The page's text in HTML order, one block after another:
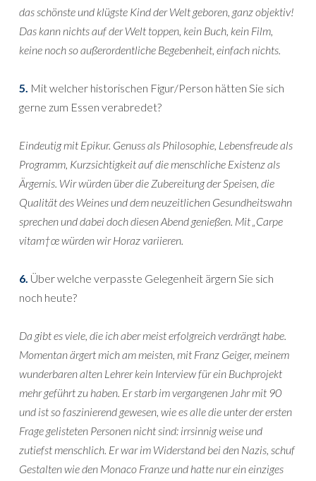
das schönste und klügste Kind der Welt geboren, ganz objektiv!
Das kann nichts auf der Welt toppen, kein Buch, kein Film,
keine noch so außerordentliche Begebenheit, einfach nichts.
5. Mit welcher historischen Figur/Person hätten Sie sich
gerne zum Essen verabredet?
Eindeutig mit Epikur. Genuss als Philosophie, Lebensfreude als
Programm, Kurzsichtigkeit auf die menschliche Existenz als
Ärgernis. Wir würden über die Zubereitung der Speisen, die
Qualität des Weines und dem neuzeitlichen Gesundheitswahn
sprechen und dabei doch diesen Abend genießen. Mit „Carpe
vitam†œ würden wir Horaz variieren.
6. Über welche verpasste Gelegenheit ärgern Sie sich
noch heute?
Da gibt es viele, die ich aber meist erfolgreich verdrängt habe.
Momentan ärgert mich am meisten, mit Franz Geiger, meinem
wunderbaren alten Lehrer kein Interview für ein Buchprojekt
mehr geführt zu haben. Er starb im vergangenen Jahr mit 90
und ist so faszinierend gewesen, wie es alle die unter der ersten
Frage gelisteten Personen nicht sind: irrsinnig weise und
zutiefst menschlich. Er war im Widerstand bei den Nazis, schuf
Gestalten wie den Monaco Franze und hatte nur ein einziges